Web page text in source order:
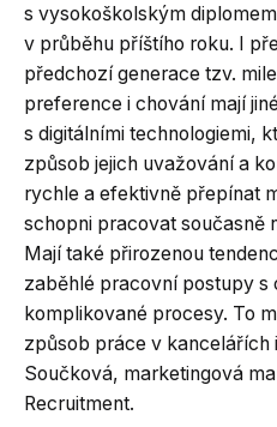
s vysokoškolským
v průběhu příštího roku. I
předchozí generace tzv.
preference i chování mají
s digitálními technologiemi,
způsob jejich uvažování a
rychle a efektivně přepínat
schopni pracovat současně
Mají také přirozenou
zaběhlé pracovní postupy s
komplikované procesy. To
způsob práce v kancelářích
Součková, marketingová
Recruitment.